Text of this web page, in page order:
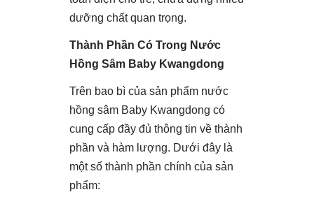
dưỡng chất quan trọng.
Thành Phần Có Trong Nước
Hồng Sâm Baby Kwangdong
Trên bao bì của sản phẩm nước
hồng sâm Baby Kwangdong có
cung cấp đầy đủ thông tin về thành
phần và hàm lượng. Dưới đây là
một số thành phần chính của sản
phẩm: